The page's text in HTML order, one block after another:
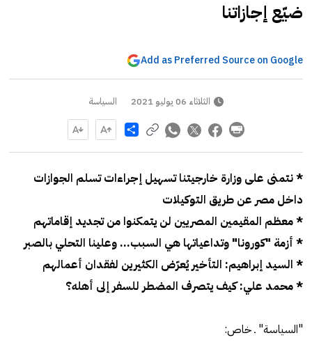
ضيّع إجازاتنا
Add as Preferred Source on Google
الثلاثاء 06 يوليو 2021 السياسة
Share
* نتمنى على وزارة خارجيتنا تسهيل إجراءات تسلم الجوازات
داخل مصر عن طريق التوكيلات
* معظم المقيمين المصريين لن يتمكنوا من تجديد إقاماتهم
* أزمة "كورونا" وتداعياتها هي السبب... وعلينا التحلي بالصبر
* السيد إبراهيم: التأخير يُعرّض الكثيرين لفقدان أعمالهم
* محمد علي: كيف يتصرف المضطر للسفر إلى أهله؟
"السياسة" ـ خاص: